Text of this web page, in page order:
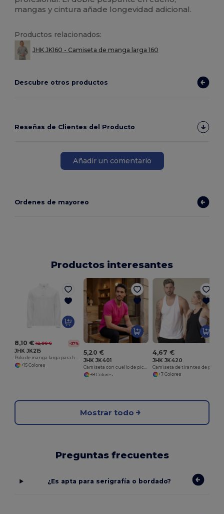
mangas y cintura añade longevidad adicional.
Productos relacionados:
JHK JK160 - Camiseta de manga larga 160
Descubre otros productos
Reseñas de Clientes del Producto
Añadir un comentario
Ordenes de mayoreo
Productos interesantes
8,10 € 12,90 € -37%
JHK JK215
Polo de manga larga para hombre
+15 Colores
5,20 €
JHK JK401
Camiseta con cuello de pico 160
+8 Colores
4,67 €
JHK JK420
+7 Colores
Mostrar todo
Preguntas frecuentes
¿Es apta para serigrafía o bordado?